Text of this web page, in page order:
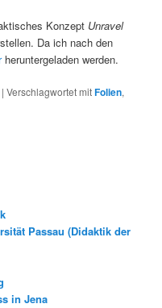
Konzept Unravel
Da ich nach den
heruntergeladen werden.
|Verschlagwortet mitFolien,
Passau (Didaktik der
in Jena